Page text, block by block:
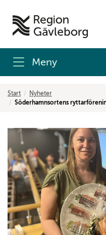
Meny
Start
Nyheter
Söderhamnsortens